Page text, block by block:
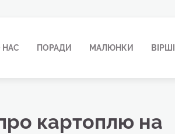
НАС ПОРАДИ МАЛЮНКИ ВІРШІ
картоплю на